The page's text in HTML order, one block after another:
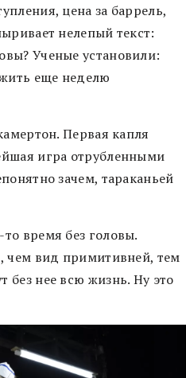
цена за баррель,
нелепый текст:
Ученые установили:
жить еще неделю
Первая капля
игра отрубленными
зачем, тараканьей
время без головы.
чем вид примитивней, тем
без нее всю жизнь. Ну это